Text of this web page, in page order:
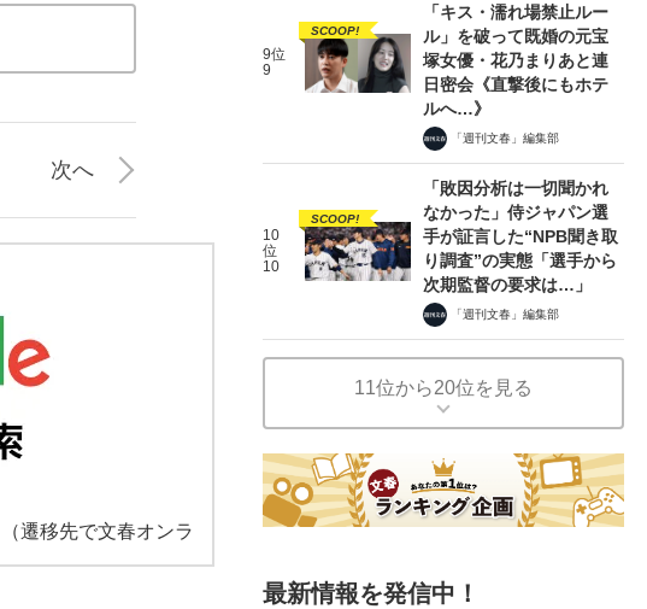
次へ
（遷移先で文春オンラ
9位
9
SCOOP!
「キス・濡れ場禁止ルー
ル」を破って既婚の元宝
塚女優・花乃まりあと連
日密会《直撃後にもホテ
ルへ…》
「週刊文春」編集部
10
位
10
SCOOP!
「敗因分析は一切聞かれ
なかった」侍ジャパン選
手が証言した“NPB聞き取
り調査”の実態「選手から
次期監督の要求は…」
「週刊文春」編集部
11位から20位を見る
最新情報を発信中！